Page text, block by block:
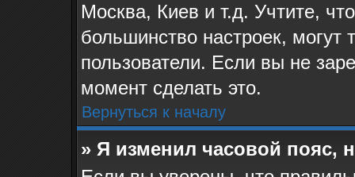
Москва, Киев и т.д. Учтите,
большинство настроек, могут
пользователи. Если вы не
момент сделать это.
Вернуться к началу
» Я изменил часовой пояс,